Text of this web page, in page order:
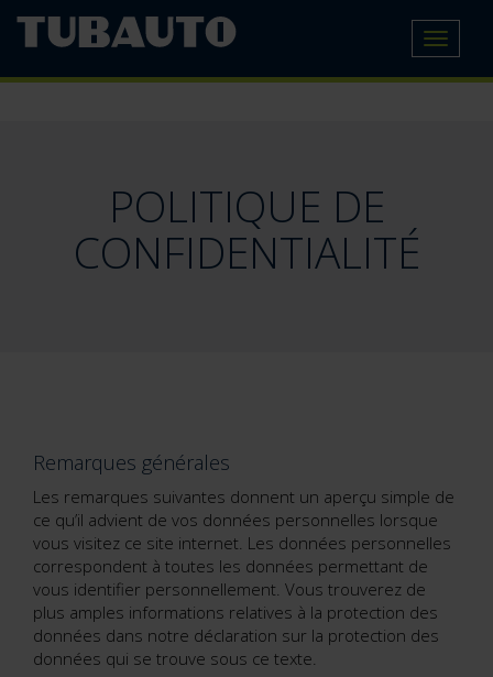
Toggle
POLITIQUE DE
CONFIDENTIALITÉ
Remarques générales
Les remarques suivantes donnent un aperçu simple de
ce qu’il advient de vos données personnelles lorsque
vous visitez ce site internet. Les données personnelles
correspondent à toutes les données permettant de
vous identifier personnellement. Vous trouverez de
plus amples informations relatives à la protection des
données dans notre déclaration sur la protection des
données qui se trouve sous ce texte.